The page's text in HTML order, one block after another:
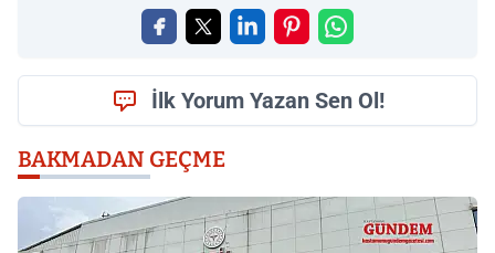
İlk Yorum Yazan Sen Ol!
BAKMADAN GEÇME